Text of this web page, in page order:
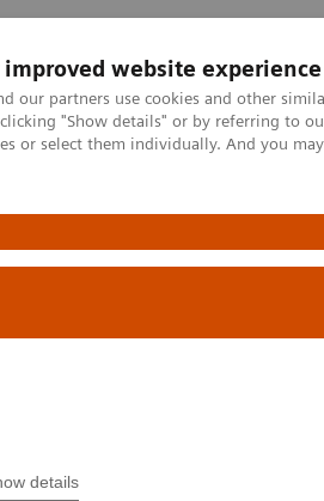
improved website experience
our partners use cookies and other
"Show details" or by referring to
or select them individually. And you
details
Especialidades clínicas
IT
Automation